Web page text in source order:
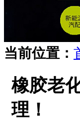
当前位置：
橡胶老
理！